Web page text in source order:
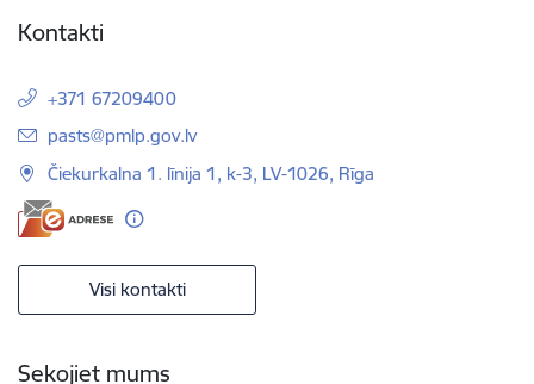
Kontakti
+371 67209400
E-pasts:
pasts@pmlp.gov.lv
Čiekurkalna 1. līnija 1, k-3, LV-1026, Rīga
Visi kontakti
Sekojiet mums